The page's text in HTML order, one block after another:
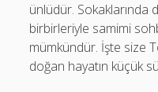
ünlüdür. Sokaklarında
birbirleriyle samimi
mümkündür. İşte size
doğan hayatın küçük